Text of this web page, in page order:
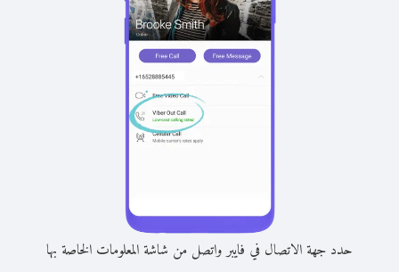
حدد جهة الاتصال في فايبر واتصل من شاشة المعلومات الخاصة بها